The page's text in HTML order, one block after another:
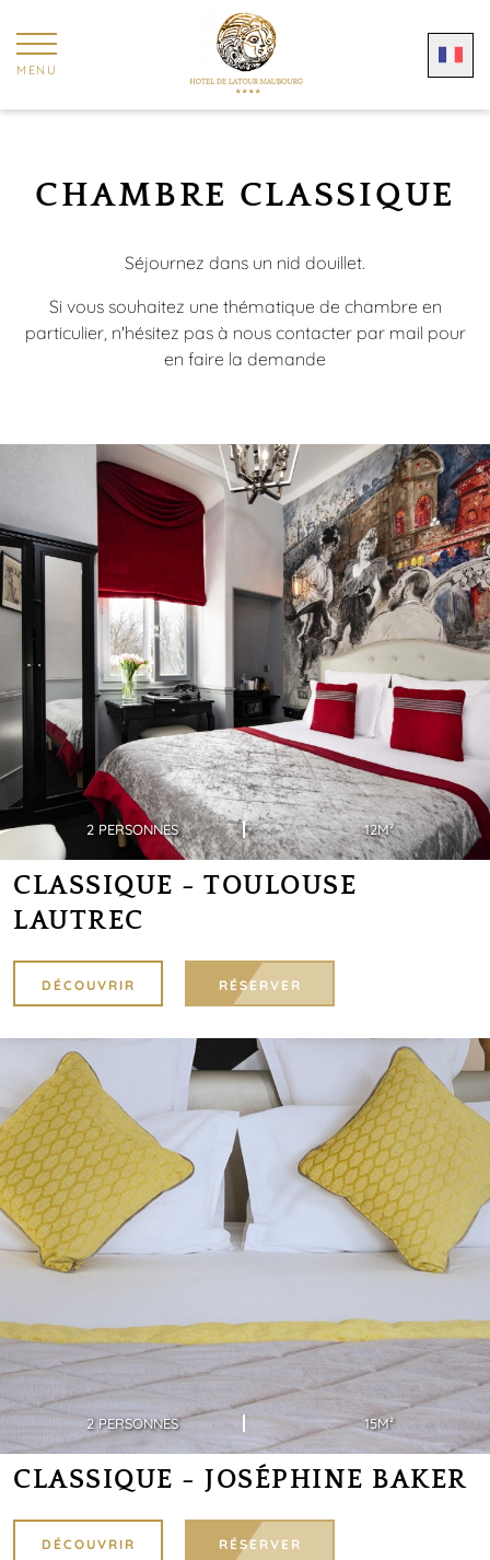
MENU
CHAMBRE CLASSIQUE
Séjournez dans un nid douillet.
Si vous souhaitez une thématique de chambre en
particulier, n'hésitez pas à nous contacter par mail pour
en faire la demande
2 PERSONNES 12M²
CLASSIQUE - TOULOUSE
LAUTREC
DÉCOUVRIR RÉSERVER
2 PERSONNES 15M²
CLASSIQUE - JOSÉPHINE BAKER
DÉCOUVRIR RÉSERVER
Panneau de gestion des cookies